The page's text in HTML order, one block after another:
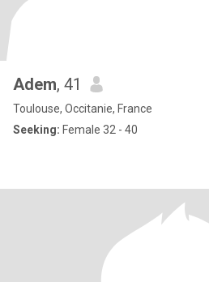
Adem, 41
Toulouse, Occitanie, France
Seeking: Female 32 - 40